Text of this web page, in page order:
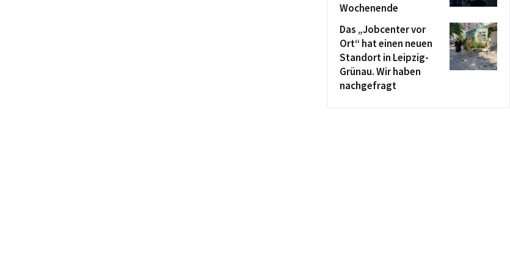
Wochenende
Das „Jobcenter vor
Ort“ hat einen neuen
Standort in Leipzig-
Grünau. Wir haben
nachgefragt